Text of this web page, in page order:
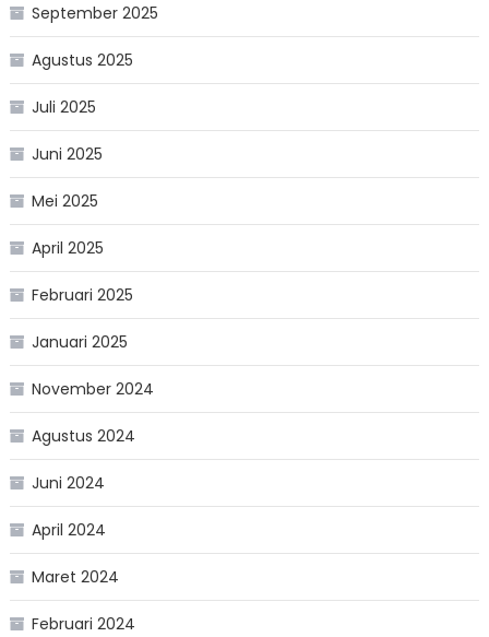
September 2025
Agustus 2025
Juli 2025
Juni 2025
Mei 2025
April 2025
Februari 2025
Januari 2025
November 2024
Agustus 2024
Juni 2024
April 2024
Maret 2024
Februari 2024